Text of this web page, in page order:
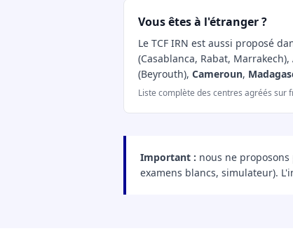
Vous êtes à l'étranger ?
Le TCF IRN est aussi proposé
(Casablanca, Rabat, Marrakech),
(Beyrouth), Cameroun,
Liste complète des centres agréés sur
Important : nous ne
examens blancs, simulateur).